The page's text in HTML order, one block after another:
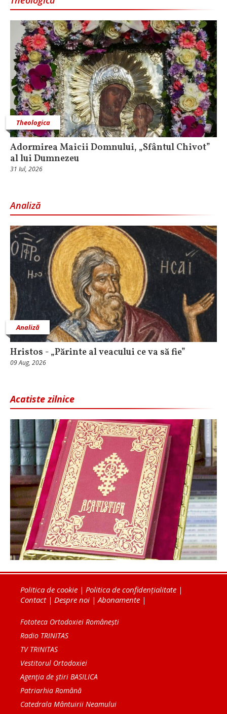
Theologica
Adormirea Maicii Domnului, „Sfântul Chivot”
al lui Dumnezeu
31 Iul, 2026
Analiză
Analiză
Hristos - „Părinte al veacului ce va să fie”
09 Aug, 2026
Acatiste zilnice
Politica de cookie | Politica de confidențialitate |
Contact| Despre noi |Abonamente |
Fototeca Ortodoxiei Românești
Radio TRINITAS
TV TRINITAS
Vestitorul Ortodoxiei
Agenţia de ştiri BASILICA
Patriarhia Română
Catedrala Mântuirii Neamului